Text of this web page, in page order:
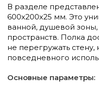
В разделе
600х200х25 мм. Это
ванной, душевой зоны,
пространств. Полка
не перегружать
повседневного
Основные параметры: